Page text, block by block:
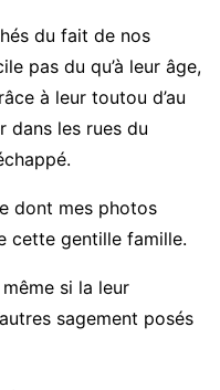
du fait de nos
pas du qu’à leur âge,
à leur toutou d’au
dans les rues du
dont mes photos
cette gentille famille.
si la leur
sagement posés